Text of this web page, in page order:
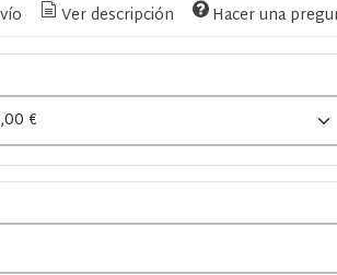
Ver descripción Hacer una